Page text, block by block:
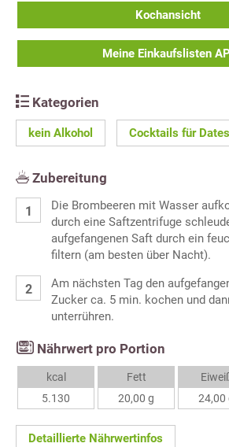
Kochansicht
Meine Einkaufslisten
Kategorien
kein Alkohol Cocktails für Dates
Zubereitung
Die Brombeeren mit Wasser
durch eine Saftzentrifuge
aufgefangenen Saft durch ein
filtern (am besten über Nacht).
Am nächsten Tag den
Zucker ca. 5 min. kochen und
unterrühren.
Nährwert pro Portion
kcal
5.130
Fett
20,00 g
24,00
Detaillierte Nährwertinfos